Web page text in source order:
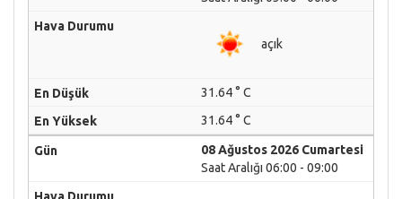
açık
31.64 ° C
31.64 ° C
08 Ağustos 2026 Cumartesi
Saat Aralığı 06:00 - 09:00